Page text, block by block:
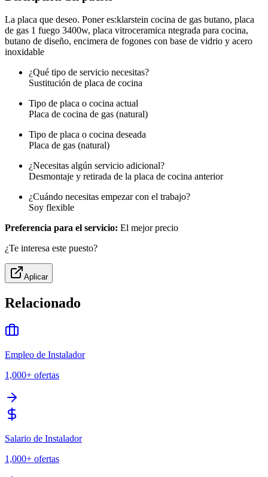
La placa que deseo. Poner es:klarstein cocina de gas butano, placa
de gas 1 fuego 3400w, placa vitroceramica ntegrada para cocina,​
butano de diseño, encimera de fogones con base de vidrio y acero
inoxidable
¿Qué tipo de servicio necesitas?
Sustitución de placa de cocina
Tipo de placa o cocina actual
Placa de cocina de gas (natural)
Tipo de placa o cocina deseada
Placa de gas (natural)
¿Necesitas algún servicio adicional?
Desmontaje y retirada de la placa de cocina anterior
¿Cuándo necesitas empezar con el trabajo?
Soy flexible
Preferencia para el servicio: El mejor precio
¿Te interesa este puesto?
Aplicar
Relacionado
Empleo de Instalador
1,000+ ofertas
Salario de Instalador
1,000+ ofertas